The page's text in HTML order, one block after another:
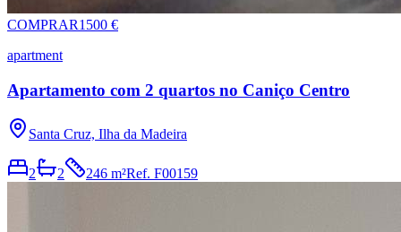
COMPRAR1500 €
apartment
Apartamento com 2 quartos no Caniço Centro
Santa Cruz, Ilha da Madeira
2 2 246 m²Ref. F00159